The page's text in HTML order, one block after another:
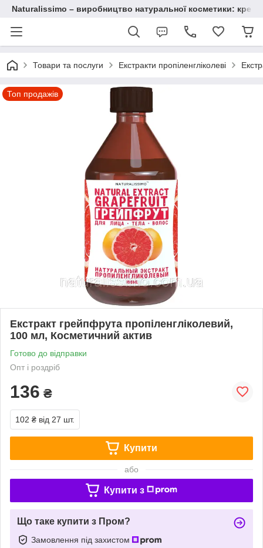
Naturalissimo – виробництво натуральної косметики:
Товари та послуги Екстракти пропіленгліколеві
Топ продажів
Екстракт грейпфрута пропіленгліколевий,
100 мл, Косметичний актив
Готово до відправки
Опт і роздріб
136 ₴
102 ₴ від 27 шт.
Купити
або
Купити з
Що таке купити з Пром?
Замовлення під захистом